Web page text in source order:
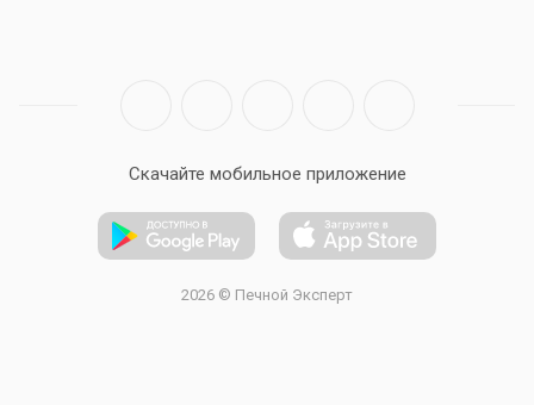
Скачайте мобильное приложение
2026 © Печной Эксперт